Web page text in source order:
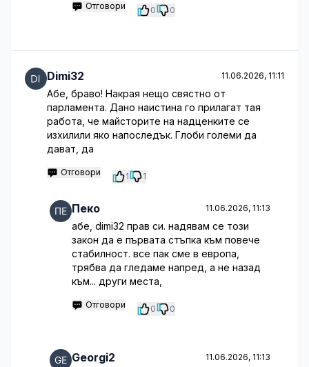
Отговори 0 0
Dimi32 11.06.2026, 11:11
Абе, браво! Накрая нещо свястно от
парламента. Дано наистина го прилагат тая
работа, че майсторите на надценките се
изхилили яко напоследък. Глоби големи да
дават, да
Отговори 1 1
Пеко 11.06.2026, 11:13
абе, dimi32 прав си. надявам се този
закон да е първата стъпка към повече
стабилност. все пак сме в европа,
трябва да гледаме напред, а не назад
към... други места,
Отговори 0 0
Georgi2 11.06.2026, 11:13